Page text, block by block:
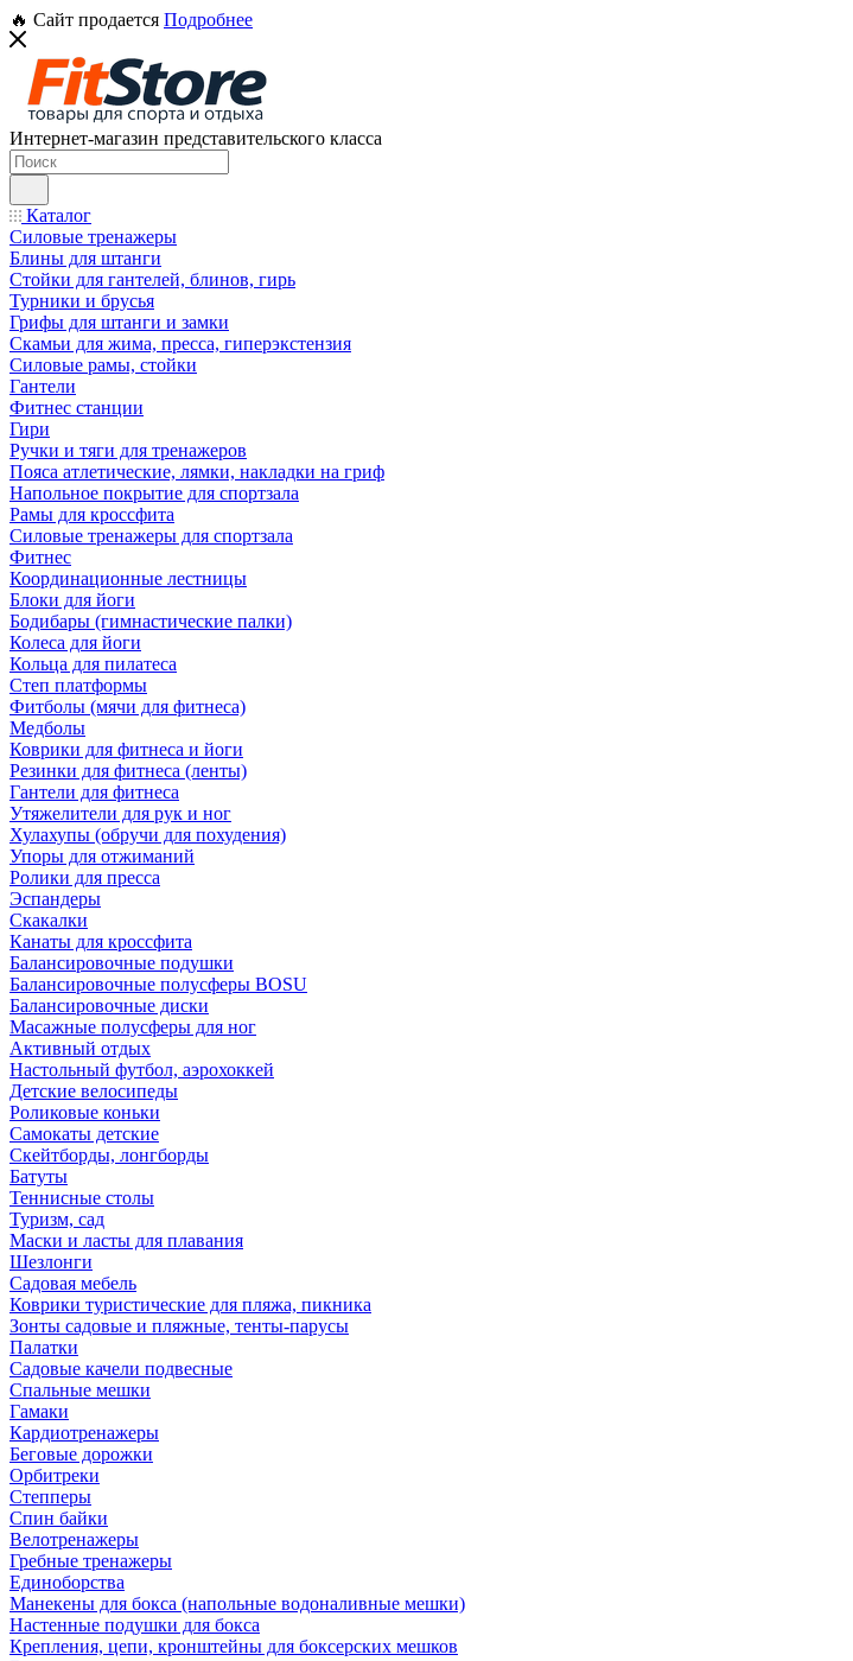
🔥 Сайт продается Подробнее
Интернет-магазин представительского класса
Каталог
Силовые тренажеры
Блины для штанги
Стойки для гантелей, блинов, гирь
Турники и брусья
Грифы для штанги и замки
Скамьи для жима, пресса, гиперэкстензия
Силовые рамы, стойки
Гантели
Фитнес станции
Гири
Ручки и тяги для тренажеров
Пояса атлетические, лямки, накладки на гриф
Напольное покрытие для спортзала
Рамы для кроссфита
Силовые тренажеры для спортзала
Фитнес
Координационные лестницы
Блоки для йоги
Бодибары (гимнастические палки)
Колеса для йоги
Кольца для пилатеса
Степ платформы
Фитболы (мячи для фитнеса)
Медболы
Коврики для фитнеса и йоги
Резинки для фитнеса (ленты)
Гантели для фитнеса
Утяжелители для рук и ног
Хулахупы (обручи для похудения)
Упоры для отжиманий
Ролики для пресса
Эспандеры
Скакалки
Канаты для кроссфита
Балансировочные подушки
Балансировочные полусферы BOSU
Балансировочные диски
Масажные полусферы для ног
Активный отдых
Настольный футбол, аэрохоккей
Детские велосипеды
Роликовые коньки
Самокаты детские
Скейтборды, лонгборды
Батуты
Теннисные столы
Туризм, сад
Маски и ласты для плавания
Шезлонги
Садовая мебель
Коврики туристические для пляжа, пикника
Зонты садовые и пляжные, тенты-парусы
Палатки
Садовые качели подвесные
Спальные мешки
Гамаки
Кардиотренажеры
Беговые дорожки
Орбитреки
Степперы
Спин байки
Велотренажеры
Гребные тренажеры
Единоборства
Манекены для бокса (напольные водоналивные мешки)
Настенные подушки для бокса
Крепления, цепи, кронштейны для боксерских мешков